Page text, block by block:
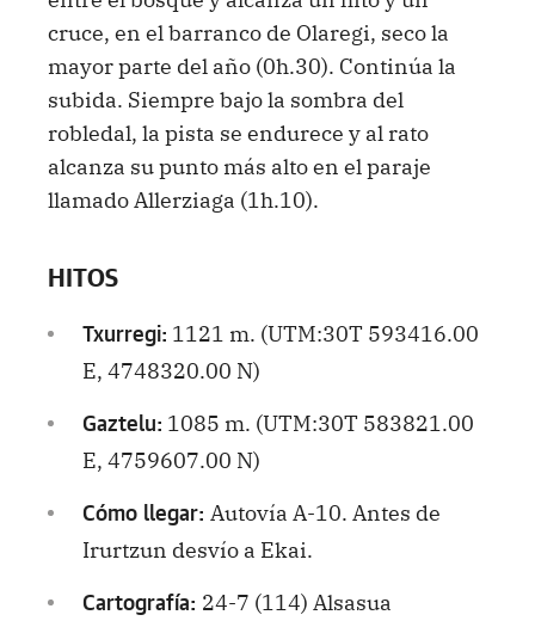
cruce, en el barranco de Olaregi, seco la
mayor parte del año (0h.30). Continúa la
subida. Siempre bajo la sombra del
robledal, la pista se endurece y al rato
alcanza su punto más alto en el paraje
llamado Allerziaga (1h.10).
HITOS
Txurregi: 1121 m. (UTM:30T 593416.00
E, 4748320.00 N)
Gaztelu: 1085 m. (UTM:30T 583821.00
E, 4759607.00 N)
Cómo llegar: Autovía A-10. Antes de
Irurtzun desvío a Ekai.
Cartografía: 24-7 (114) Alsasua